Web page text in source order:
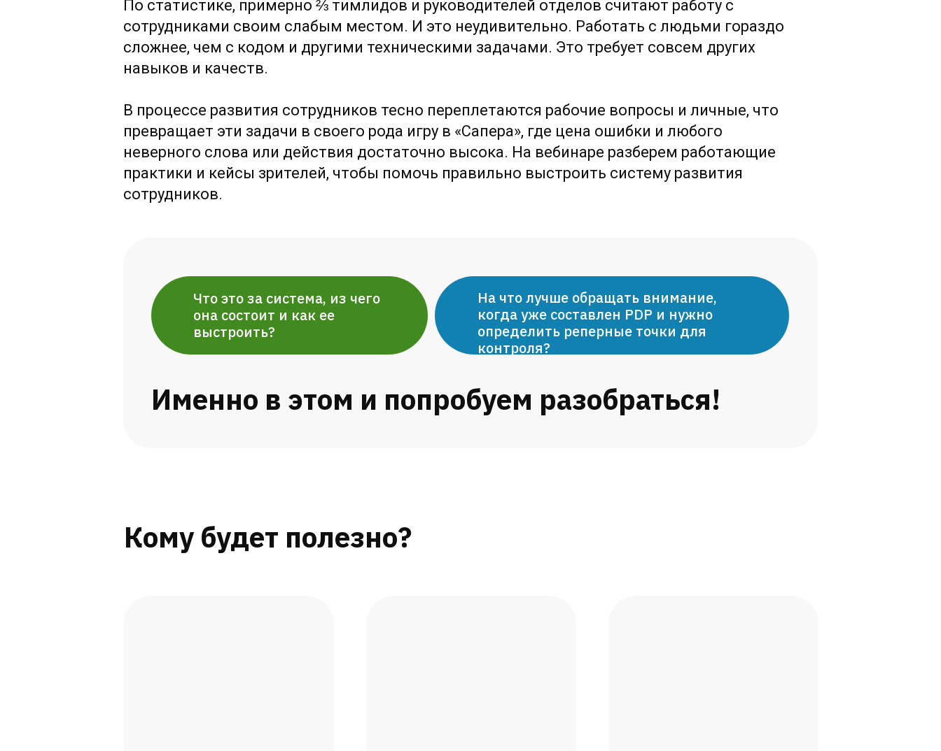
По статистике, примерно ⅔ тимлидов и руководителей отделов считают работу с
сотрудниками своим слабым местом. И это неудивительно. Работать с людьми гораздо
сложнее, чем с кодом и другими техническими задачами. Это требует совсем других
навыков и качеств.
В процессе развития сотрудников тесно переплетаются рабочие вопросы и личные, что
превращает эти задачи в своего рода игру в «Сапера», где цена ошибки и любого
неверного слова или действия достаточно высока. На вебинаре разберем работающие
практики и кейсы зрителей, чтобы помочь правильно выстроить систему развития
сотрудников.
Что это за система, из чего
она состоит и как ее
выстроить?
На что лучше обращать внимание,
когда уже составлен PDP и нужно
определить реперные точки для
контроля?
Именно в этом и попробуем разобраться!
Кому будет полезно?